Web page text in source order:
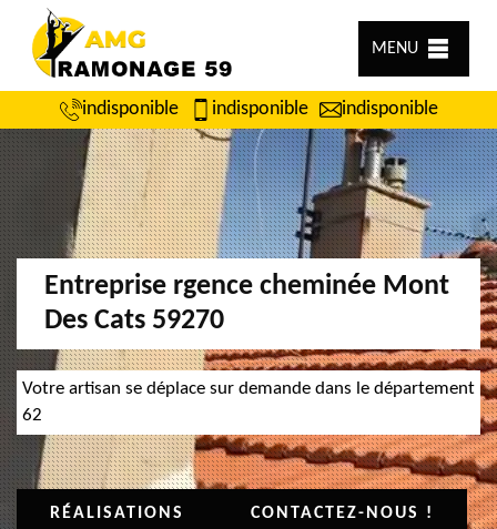
MENU
indisponible indisponible indisponible
Entreprise rgence cheminée Mont
Des Cats 59270
Votre artisan se déplace sur demande dans le département
62
RÉALISATIONS CONTACTEZ-NOUS !